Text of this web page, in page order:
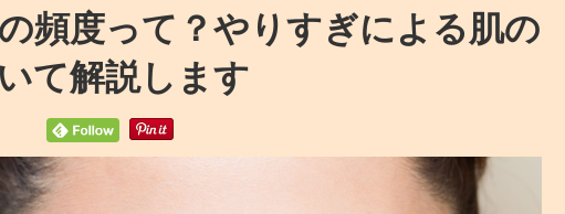
頻度って？やりすぎによる肌の
て解説します